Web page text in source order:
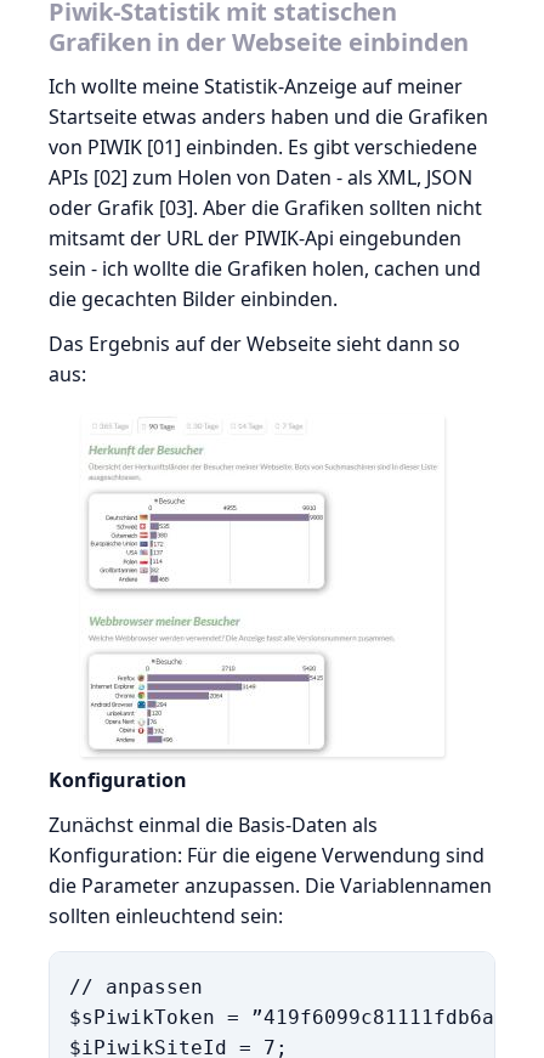
Piwik-Statistik mit statischen
Grafiken in der Webseite einbinden
Ich wollte meine Statistik-Anzeige auf meiner
Startseite etwas anders haben und die Grafiken
von PIWIK [01] einbinden. Es gibt verschiedene
APIs [02] zum Holen von Daten - als XML, JSON
oder Grafik [03]. Aber die Grafiken sollten nicht
mitsamt der URL der PIWIK-Api eingebunden
sein - ich wollte die Grafiken holen, cachen und
die gecachten Bilder einbinden.
Das Ergebnis auf der Webseite sieht dann so
aus:
Konfiguration
Zunächst einmal die Basis-Daten als
Konfiguration: Für die eigene Verwendung sind
die Parameter anzupassen. Die Variablennamen
sollten einleuchtend sein:
// anpassen
$sPiwikToken =
$iPiwikSiteId = 7;